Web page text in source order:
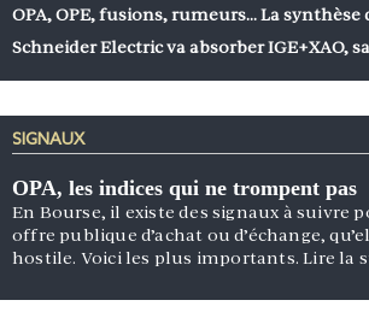
OPA, OPE, fusions, rumeurs… La synthèse
Schneider Electric va absorber IGE+XAO,
SIGNAUX
OPA, les indices qui ne trompent pas
En Bourse, il existe des signaux à suivre
offre publique d’achat ou d’échange,
hostile. Voici les plus importants.Lire la